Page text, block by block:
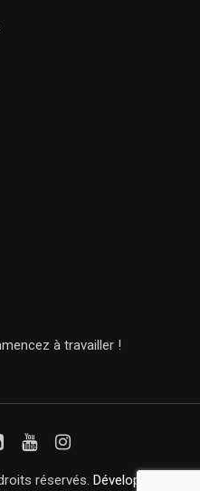
à travailler !
réservés. Développement